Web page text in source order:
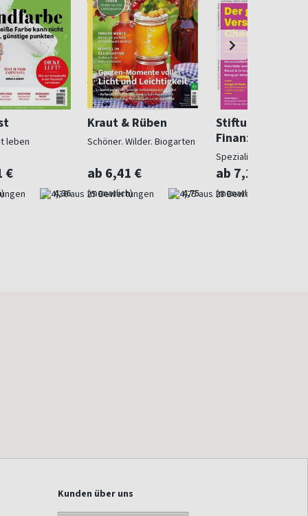
leben
€
4,36
Kraut & Rüben
Schöner. Wilder. Biogarten
ab 6,41 €
(monatlich) 4,75
Stiftung
Finanzen
Spezialist in
ab 7,10 €
(monatlich)
Kunden über uns